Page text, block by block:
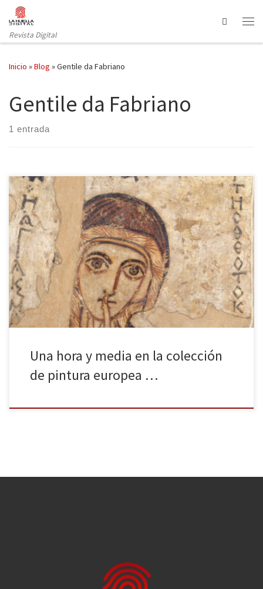
Saltar al contenido
Revista Digital
Search
Inicio »Blog »Gentile da Fabriano
Gentile da Fabriano
1 entrada
La ciudad de Varsovia ofrece un testimonio impactante de los
sucesos ocurridos a lo largo de la historia del siglo XX: un muro
construido por los nazis que rompe el trazado de sus calles y
patios comunales para separar los judíos, una guerra mundial que
la arrasó por completo, un […]
Una hora y media en la colección
de pintura europea …